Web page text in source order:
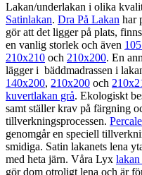
Lakan/underlakan i olika
Satinlakan. Dra På Lakan har
gör att det ligger på plats,
en vanlig storlek och även 105
210x210 och 210x200. En
lägger i bäddmadrassen i
140x200, 210x200 och
kuvertlakan grå. Ekologiskt
samt ställer krav på färgning
tillverkningsprocessen.
genomgår en speciell
smidiga. Satin lakanets lena
med heta järn. Våra Lyx
gör dom otroligt lena och är